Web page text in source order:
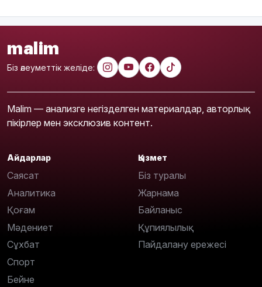
malim
Біз әлеуметтік желіде:
Malim — анализге негізделген материалдар, авторлық
пікірлер мен эксклюзив контент.
Айдарлар
Саясат
Аналитика
Қоғам
Мәдениет
Сұхбат
Спорт
Бейне
Қызмет
Біз туралы
Жарнама
Байланыс
Құпиялылық
Пайдалану ережесі